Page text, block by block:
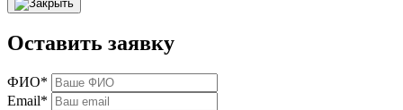
Оставить заявку
ФИО*
Email*